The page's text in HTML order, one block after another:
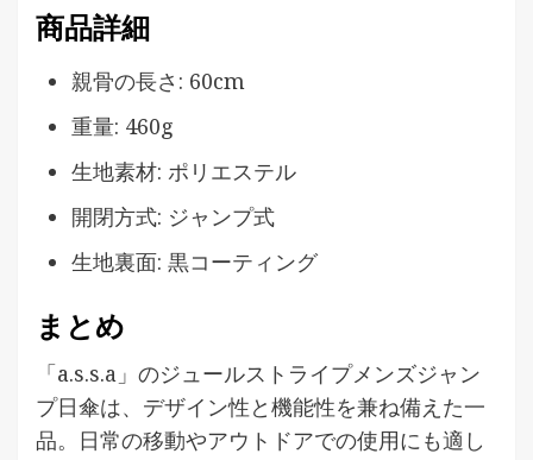
商品詳細
親骨の長さ: 60cm
重量: 460g
生地素材: ポリエステル
開閉方式: ジャンプ式
生地裏面: 黒コーティング
まとめ
「a.s.s.a」のジュールストライプメンズジャン
プ日傘は、デザイン性と機能性を兼ね備えた一
品。日常の移動やアウトドアでの使用にも適し